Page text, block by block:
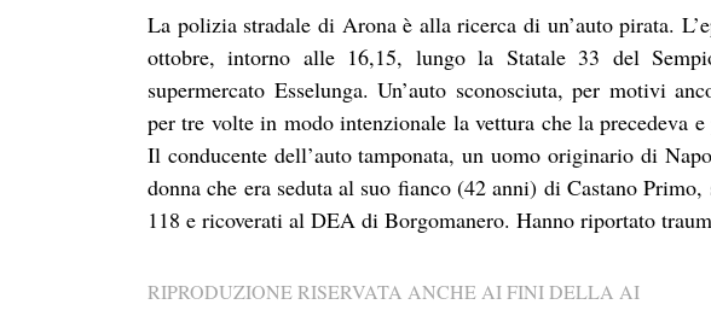
La polizia stradale di Arona è alla ricerca di un’auto pirata.
ottobre, intorno alle 16,15, lungo la Statale 33 del
supermercato Esselunga. Un’auto sconosciuta, per motivi
per tre volte in modo intenzionale la vettura che la precedeva
Il conducente dell’auto tamponata, un uomo originario di
donna che era seduta al suo fianco (42 anni) di Castano
118 e ricoverati al DEA di Borgomanero. Hanno riportato
RIPRODUZIONE RISERVATA ANCHE AI FINI DELLA AI